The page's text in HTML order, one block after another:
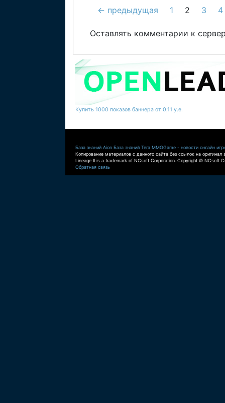
← предыдущая 1 2 3 4
Оставлять комментарии к
Купить 1000 показов баннера от 0,11 у.е.
База знаний Aion База знаний Tera MMOGame - новости онлайн
Копирование материалов с данного сайта без ссылок на оригинал
Lineage II is a trademark of NCsoft Corporation. Copyright © NCsoft
Обратная связь